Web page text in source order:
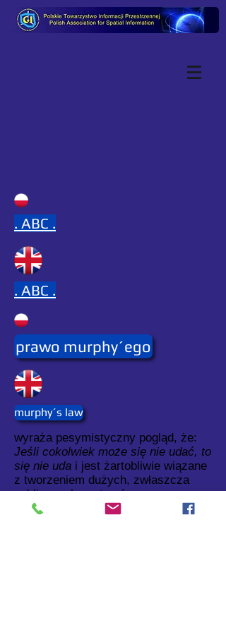
. ABC .
. ABC .
prawo murphy´ego
murphy´s law
wyraża pesymistyczny pogląd, że:
Jeśli cokolwiek może się nie udać, to
się nie uda i jest żartobliwie wiązane
z tworzeniem dużych, zwłaszcza
publicznych systemów
informatycznych.